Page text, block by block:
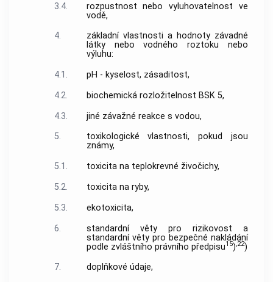
3.4.
rozpustnost nebo vyluhovatelnost ve
vodě,
4.
základní vlastnosti a hodnoty závadné
látky nebo vodného roztoku nebo
výluhu:
4.1.
pH - kyselost, zásaditost,
4.2.
biochemická rozložitelnost BSK 5,
4.3.
jiné závažné reakce s vodou,
5.
toxikologické vlastnosti, pokud jsou
známy,
5.1.
toxicita na teplokrevné živočichy,
5.2.
toxicita na ryby,
5.3.
ekotoxicita,
6.
standardní věty pro rizikovost a
standardní věty pro bezpečné nakládání
podle zvláštního právního předpisu15),22)
7.
doplňkové údaje,